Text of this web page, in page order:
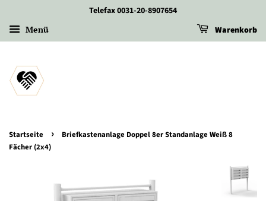
Telefax 0031-20-8907654
Menü Warenkorb
Startseite ›
Briefkastenanlage Doppel 8er Standanlage Weiß 8
Fächer (2x4)